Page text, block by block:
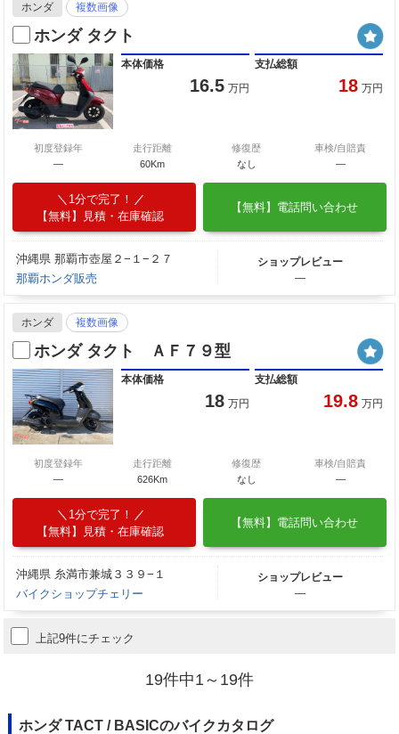
ホンダ 複数画像
ホンダ タクト
本体価格
16.5 万円
支払総額
18 万円
初度登録年
―
走行距離
60Km
修復歴
なし
車検/自賠責
―
1分で完了！
【無料】見積・在庫確認
【無料】電話問い合わせ
沖縄県 那覇市壺屋２−１−２７
那覇ホンダ販売
ショップレビュー
―
ホンダ 複数画像
ホンダ タクト ＡＦ７９型
本体価格
18 万円
支払総額
19.8 万円
初度登録年
―
走行距離
626Km
修復歴
なし
車検/自賠責
―
1分で完了！
【無料】見積・在庫確認
【無料】電話問い合わせ
沖縄県 糸満市兼城３３９−１
バイクショップチェリー
ショップレビュー
―
上記9件にチェック
19件中1～19件
ホンダ TACT / BASICのバイクカタログ